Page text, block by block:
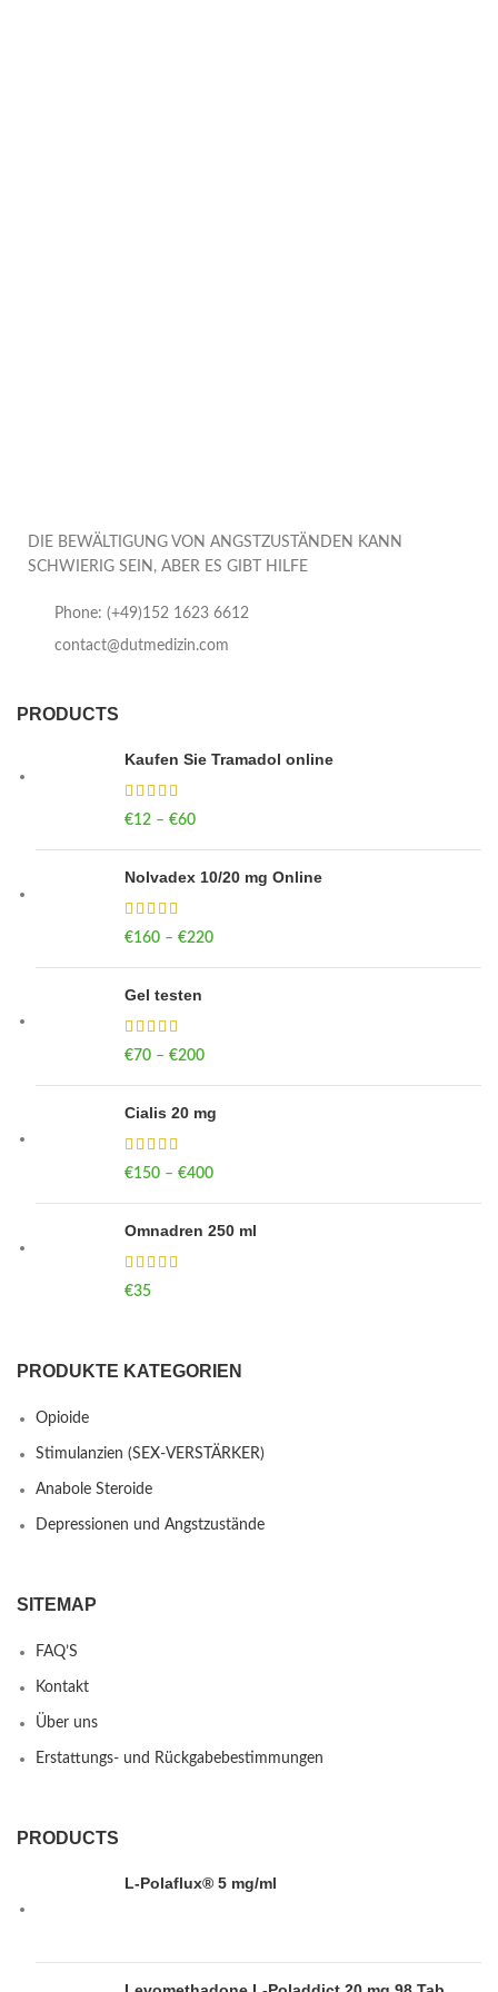
DIE BEWÄLTIGUNG VON ANGSTZUSTÄNDEN KANN
SCHWIERIG SEIN, ABER ES GIBT HILFE
Phone: (+49)152 1623 6612
contact@dutmedizin.com
PRODUCTS
Kaufen Sie Tramadol online
€12 – €60
Nolvadex 10/20 mg Online
€160 – €220
Gel testen
€70 – €200
Cialis 20 mg
€150 – €400
Omnadren 250 ml
€35
PRODUKTE KATEGORIEN
Opioide
Stimulanzien (SEX-VERSTÄRKER)
Anabole Steroide
Depressionen und Angstzustände
SITEMAP
FAQ’S
Kontakt
Über uns
Erstattungs- und Rückgabebestimmungen
PRODUCTS
L-Polaflux® 5 mg/ml